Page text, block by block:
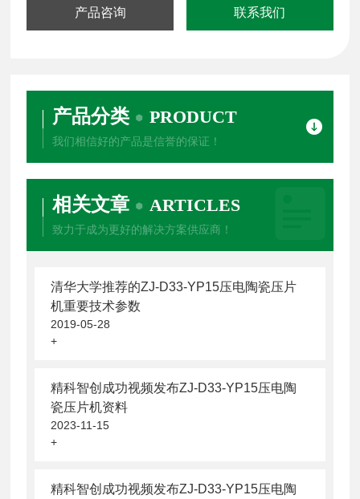
产品咨询 联系我们
产品分类 PRODUCT
我们相信好的产品是信誉的保证！
相关文章 ARTICLES
致力于成为更好的解决方案供应商！
清华大学推荐的ZJ-D33-YP15压电陶瓷压片
机重要技术参数
2019-05-28
+
精科智创成功视频发布ZJ-D33-YP15压电陶
瓷压片机资料
2023-11-15
+
精科智创成功视频发布ZJ-D33-YP15压电陶